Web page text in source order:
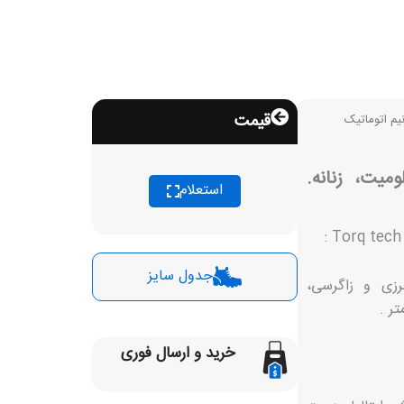
اتوماتیک
زنانه.
و زاگرسی،
قیمت
استعلام
جدول سایز
خرید و ارسال فوری